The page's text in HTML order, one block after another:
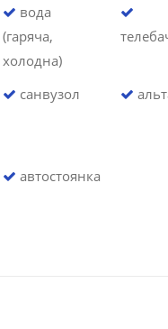
вода
(гаряча,
холодна)
санвузол
автостоянка